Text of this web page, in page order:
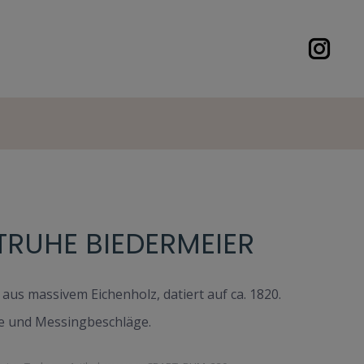
BIEDERMEIER
massivem Eichenholz, datiert auf ca. 1820.
Messingbeschläge.